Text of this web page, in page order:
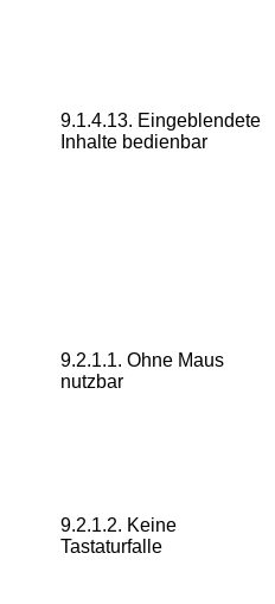
9.1.4.13. Eingeblendete
Inhalte bedienbar
9.2.1.1. Ohne Maus
nutzbar
9.2.1.2. Keine
Tastaturfalle